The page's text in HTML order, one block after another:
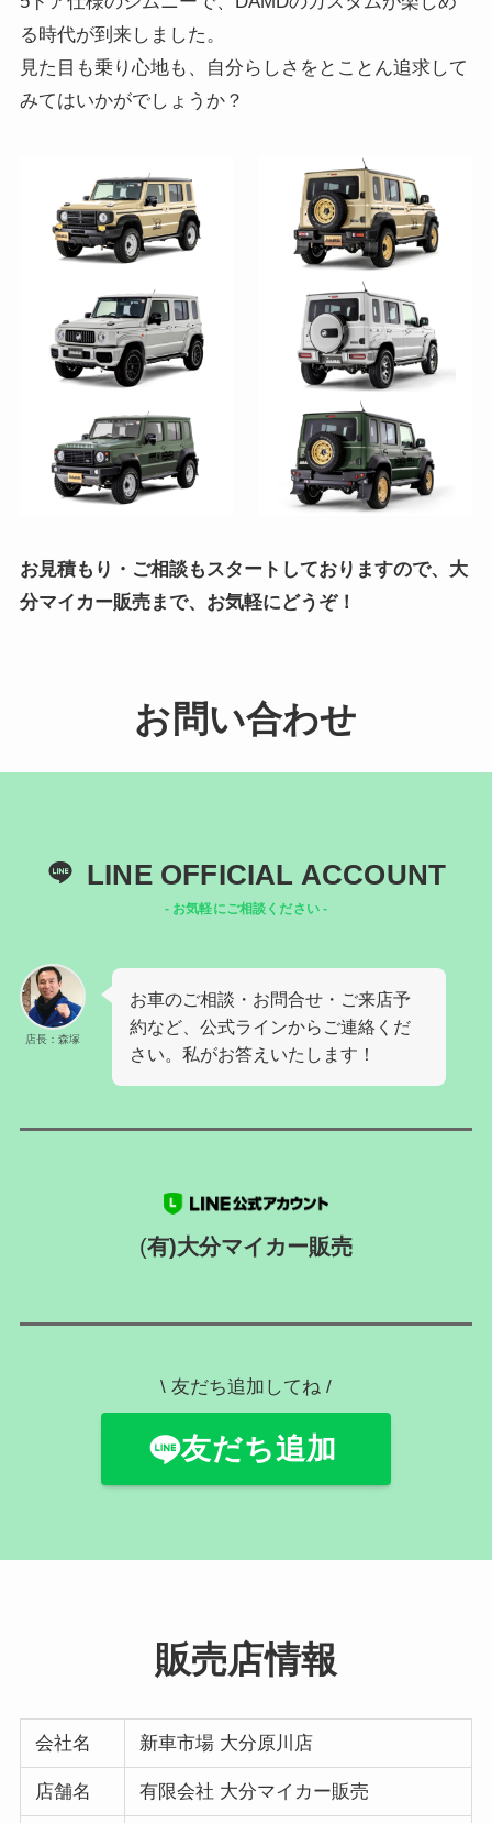
る時代が到来しました。
見た目も乗り心地も、自分らしさをとことん追求して
みてはいかがでしょうか？
お見積もり・ご相談もスタートしておりますので、大
分マイカー販売まで、お気軽にどうぞ！
お問い合わせ
LINE OFFICIAL ACCOUNT
- お気軽にご相談ください -
店長：森塚
お車のご相談・お問合せ・ご来店予
約など、公式ラインからご連絡くだ
さい。私がお答えいたします！
(有)大分マイカー販売
\ 友だち追加してね /
友だち追加
販売店情報
会社名 新車市場 大分原川店
店舗名 有限会社 大分マイカー販売